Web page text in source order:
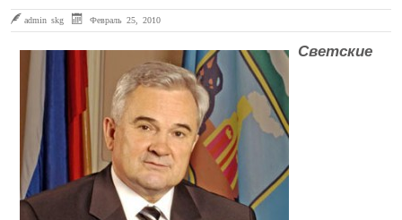
admin skg Февраль 25, 2010
Светские